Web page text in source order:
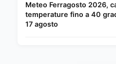
Meteo Ferragosto 2026,
temperature fino a 40
17 agosto